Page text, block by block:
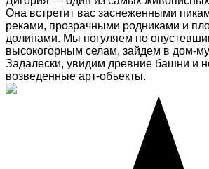
Она встретит вас заснеженными
реками, прозрачными родниками и
долинами. Мы погуляем по
высокогорным селам, зайдем в дом-
Задалески, увидим древние башни и
возведенные арт-объекты.